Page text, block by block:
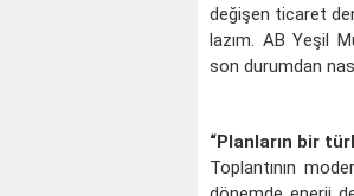
değişen ticaret
lazım. AB Yeşil
son durumdan
“Planların bir
Toplantının